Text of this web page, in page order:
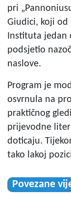
pri
Giudici, koji od
Instituta
podsjetio
naslove.
Program je
osvrnula na
praktičnog
prijevodne
doticaju.
tako lakoj
Povezane